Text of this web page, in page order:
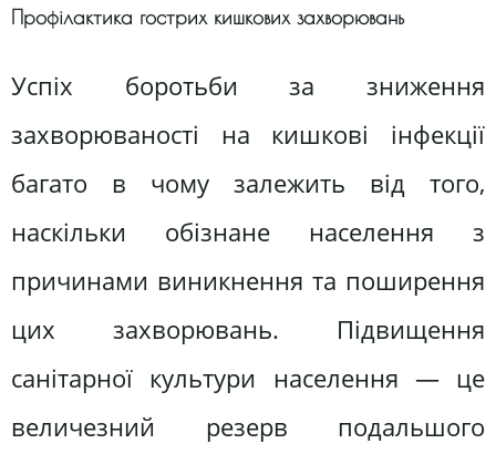
Профілактика гострих кишкових захворювань
Успіх боротьби за зниження
захворюваності на кишкові інфекції
багато в чому залежить від того,
наскільки обізнане населення з
причинами виникнення та поширення
цих захворювань. Підвищення
санітарної культури населення — це
величезний резерв подальшого